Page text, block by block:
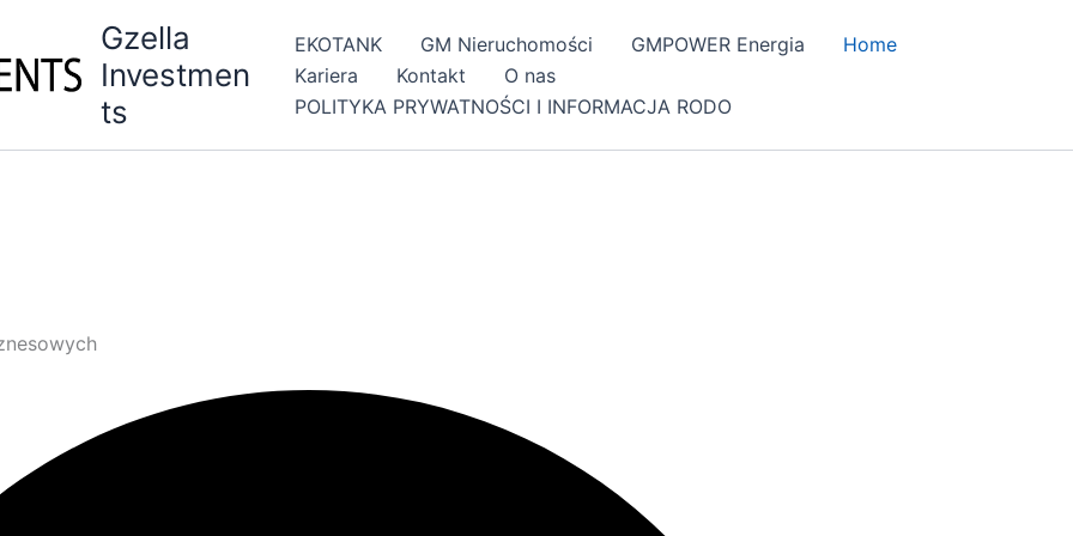
Gzella
Investmen
ts
EKOTANK GM Nieruchomości GMPOWER Energia
Home
Kariera
Kontakt
O nas
POLITYKA PRYWATNOŚCI I INFORMACJA RODO